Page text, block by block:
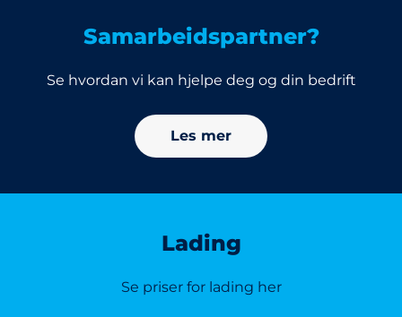
Samarbeidspartner?
Se hvordan vi kan hjelpe deg og din bedrift
Les mer
Lading
Se priser for lading her